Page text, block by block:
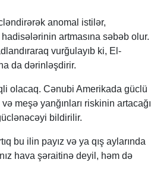
anomal istilər,
artmasına səbəb olur.
vurğulayıb ki, El-
da dərinləşdirir.
olacaq. Cənubi Amerikada güclü
meşə yanğınları riskinin artacağı
bildirilir.
bu ilin payız və ya qış aylarında
hava şəraitinə deyil, həm də